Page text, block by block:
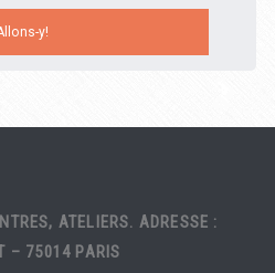
ATELIERS. ADRESSE :
– 75014 PARIS